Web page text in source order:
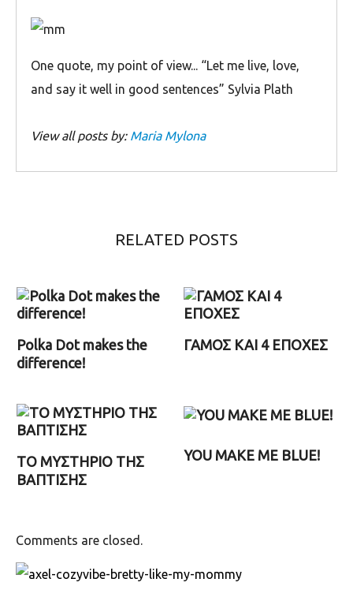
Οne quote, my point of view... “Let me live, love,
and say it well in good sentences” Sylvia Plath
View all posts by: Maria Mylona
RELATED POSTS
Polka Dot makes the
difference!
ΓΑΜΟΣ ΚΑΙ 4 ΕΠΟΧΕΣ
ΤΟ ΜΥΣΤΗΡΙΟ ΤΗΣ
ΒΑΠΤΙΣΗΣ
YOU MAKE ME BLUE!
Comments are closed.